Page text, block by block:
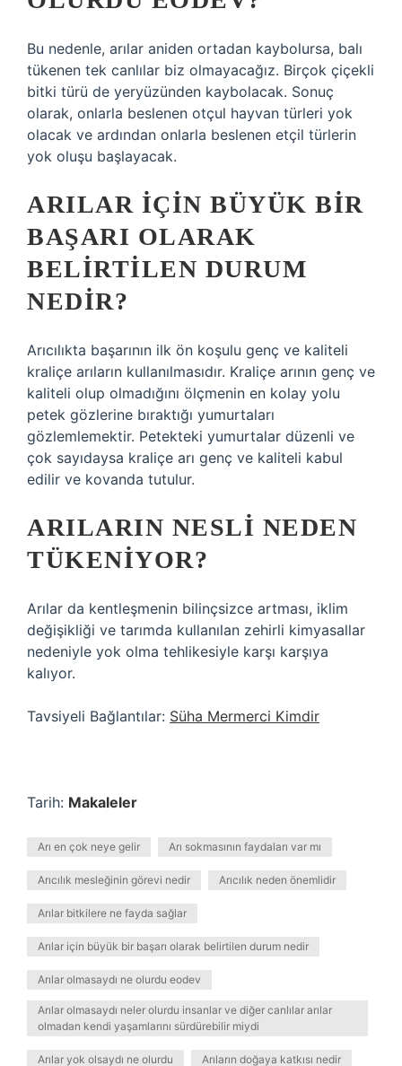
Bu nedenle, arılar aniden ortadan kaybolursa, balı
tükenen tek canlılar biz olmayacağız. Birçok çiçekli
bitki türü de yeryüzünden kaybolacak. Sonuç
olarak, onlarla beslenen otçul hayvan türleri yok
olacak ve ardından onlarla beslenen etçil türlerin
yok oluşu başlayacak.
ARILAR IÇIN BÜYÜK BIR
BAŞARI OLARAK
BELIRTILEN DURUM
NEDIR?
Arıcılıkta başarının ilk ön koşulu genç ve kaliteli
kraliçe arıların kullanılmasıdır. Kraliçe arının genç ve
kaliteli olup olmadığını ölçmenin en kolay yolu
petek gözlerine bıraktığı yumurtaları
gözlemlemektir. Petekteki yumurtalar düzenli ve
çok sayıdaysa kraliçe arı genç ve kaliteli kabul
edilir ve kovanda tutulur.
ARILARIN NESLI NEDEN
TÜKENIYOR?
Arılar da kentleşmenin bilinçsizce artması, iklim
değişikliği ve tarımda kullanılan zehirli kimyasallar
nedeniyle yok olma tehlikesiyle karşı karşıya
kalıyor.
Tavsiyeli Bağlantılar: Süha Mermerci Kimdir
Tarih: Makaleler
Arı en çok neye gelir Arı sokmasının faydaları var mı
Arıcılık mesleğinin görevi nedir Arıcılık neden önemlidir
Arılar bitkilere ne fayda sağlar
Arılar için büyük bir başarı olarak belirtilen durum nedir
Arılar olmasaydı ne olurdu eodev
Arılar olmasaydı neler olurdu insanlar ve diğer canlılar arılar
olmadan kendi yaşamlarını sürdürebilir miydi
Arılar yok olsaydı ne olurdu Arıların doğaya katkısı nedir